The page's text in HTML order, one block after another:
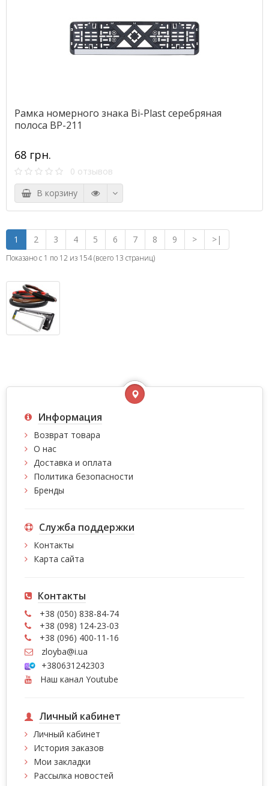
Рамка номерного знака Bi-Plast серебряная
полоса BP-211
68 грн.
0 отзывов
В корзину
1 2 3 4 5 6 7 8 9 > >|
Показано с 1 по 12 из 154 (всего 13 страниц)
Информация
Возврат товара
О нас
Доставка и оплата
Политика безопасности
Бренды
Служба поддержки
Контакты
Карта сайта
Контакты
+38 (050) 838-84-74
+38 (098) 124-23-03
+38 (096) 400-11-16
zloyba@i.ua
+380631242303
Наш канал Youtube
Личный кабинет
Личный кабинет
История заказов
Мои закладки
Рассылка новостей